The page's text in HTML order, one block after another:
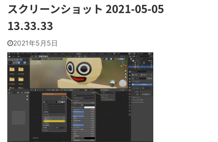
スクリーンショット 2021-05-05
13.33.33
2021年5月5日